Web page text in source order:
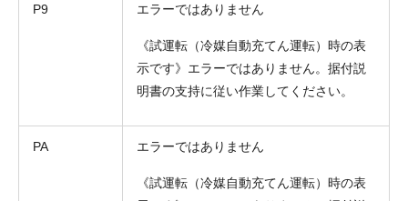
P9 エラーではありません
《試運転（冷媒自動充てん運転）時の表
示です》エラーではありません。据付説
明書の支持に従い作業してください。
PA エラーではありません
《試運転（冷媒自動充てん運転）時の表